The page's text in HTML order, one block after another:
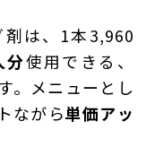
剤は、1本3,960
分使用できる、
。メニューとし
ながら単価アッ